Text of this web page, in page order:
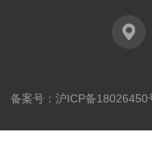
备案号： 沪ICP备18026450